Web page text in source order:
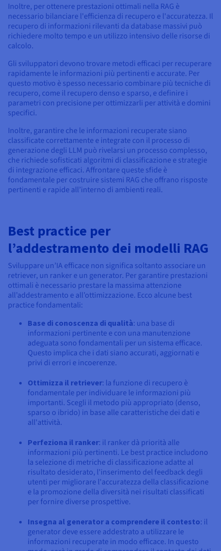
Inoltre, per ottenere prestazioni ottimali nella RAG è
necessario bilanciare l'efficienza di recupero e l'accuratezza. Il
recupero di informazioni rilevanti da database massivi può
richiedere molto tempo e un utilizzo intensivo delle risorse di
calcolo.
Gli sviluppatori devono trovare metodi efficaci per recuperare
rapidamente le informazioni più pertinenti e accurate. Per
questo motivo è spesso necessario combinare più tecniche di
recupero, come il recupero denso e sparso, e definire i
parametri con precisione per ottimizzarli per attività e domini
specifici.
Inoltre, garantire che le informazioni recuperate siano
classificate correttamente e integrate con il processo di
generazione degli LLM può rivelarsi un processo complesso,
che richiede sofisticati algoritmi di classificazione e strategie
di integrazione efficaci. Affrontare queste sfide è
fondamentale per costruire sistemi RAG che offrano risposte
pertinenti e rapide all’interno di ambienti reali.
Best practice per
l’addestramento dei modelli RAG
Sviluppare un’IA efficace non significa soltanto associare un
retriever, un ranker e un generator. Per garantire prestazioni
ottimali è necessario prestare la massima attenzione
all’addestramento e all’ottimizzazione. Ecco alcune best
practice fondamentali:
Base di conoscenza di qualità: una base di
informazioni pertinente e con una manutenzione
adeguata sono fondamentali per un sistema efficace.
Questo implica che i dati siano accurati, aggiornati e
privi di errori e incoerenze.
Ottimizza il retriever: la funzione di recupero è
fondamentale per individuare le informazioni più
importanti. Scegli il metodo più appropriato (denso,
sparso o ibrido) in base alle caratteristiche dei dati e
all'attività.
Perfeziona il ranker: il ranker dà priorità alle
informazioni più pertinenti. Le best practice includono
la selezione di metriche di classificazione adatte al
risultato desiderato, l'inserimento del feedback degli
utenti per migliorare l'accuratezza della classificazione
e la promozione della diversità nei risultati classificati
per fornire diverse prospettive.
Insegna al generator a comprendere il contesto: il
generator deve essere addestrato a utilizzare le
informazioni recuperate in modo efficace. In questo